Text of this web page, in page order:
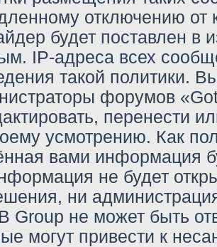
отключению
будет поставлен в
IP-адреса всех
такой политики.
форумов
перенести
усмотрению. Как
вами информация
не будет
ни
Group не может быть
могут привести к